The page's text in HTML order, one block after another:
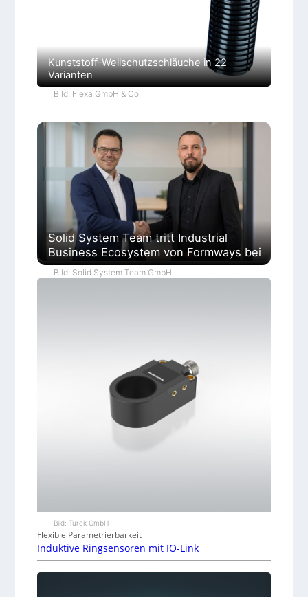
Kunststoff-Wellschutzschläuche in 22
Varianten
Bild: Flexa GmbH & Co.
Solid System Team tritt Industrial
Business Ecosystem von Formways bei
Bild: Solid System Team GmbH
Bild: Turck GmbH
Flexible Parametrierbarkeit
Induktive Ringsensoren mit IO-Link